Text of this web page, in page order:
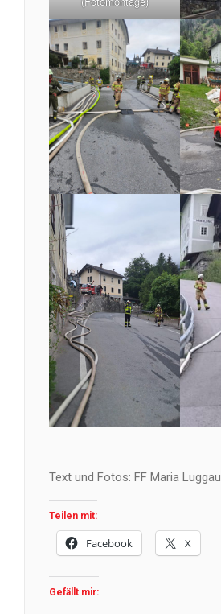
Text und Fotos: FF Maria Luggau
Teilen mit:
Facebook X
Gefällt mir: